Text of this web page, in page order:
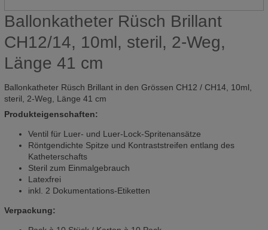
Ballonkatheter Rüsch Brillant
CH12/14, 10ml, steril, 2-Weg,
Länge 41 cm
Ballonkatheter Rüsch Brillant in den Grössen CH12 / CH14, 10ml,
steril, 2-Weg, Länge 41 cm
Produkteigenschaften:
Ventil für Luer- und Luer-Lock-Spritenansätze
Röntgendichte Spitze und Kontraststreifen entlang des
Katheterschafts
Steril zum Einmalgebrauch
Latexfrei
inkl. 2 Dokumentations-Etiketten
Verpackung: